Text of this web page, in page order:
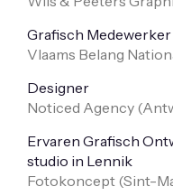
Grafisch Medewerker
Vlaams Belang
Designer
Noticed Agency (
Ervaren Grafisch
studio in Lennik
Fotokoncept (Sint-